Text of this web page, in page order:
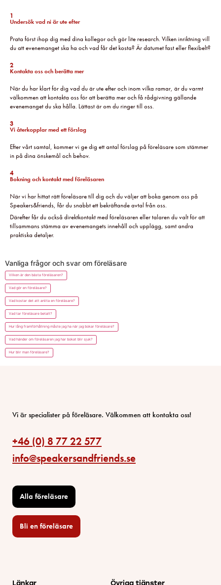
1
Undersök vad ni är ute efter
Prata först ihop dig med dina kollegor och gör lite research. Vilken inriktning vill
du att evenemanget ska ha och vad får det kosta? Är datumet fast eller flexibelt?
2
Kontakta oss och berätta mer
När du har klart för dig vad du är ute efter och inom vilka ramar, är du varmt
välkommen att kontakta oss för att berätta mer och få rådgivning gällande
evenemanget du ska hålla. Lättast är om du ringer till oss.
3
Vi återkopplar med ett förslag
Efter vårt samtal, kommer vi ge dig ett antal förslag på föreläsare som stämmer
in på dina önskemål och behov.
4
Bokning och kontakt med föreläsaren
När vi har hittat rätt föreläsare till dig och du väljer att boka genom oss på
Speakers&friends, får du snabbt ett bekräftande avtal från oss.
Därefter får du också direktkontakt med föreläsaren eller talaren du valt för att
tillsammans stämma av evenemangets innehåll och upplägg, samt andra
praktiska detaljer.
Vanliga frågor och svar om föreläsare
Vilken är den bästa föreläsaren?
Vad gör en föreläsare?
Vad kostar det att anlita en föreläsare?
Vad tar föreläsare betalt?
Hur lång framförhållning måste jag ha när jag bokar föreläsare?
Vad händer om föreläsaren jag har bokat blir sjuk?
Hur blir man föreläsare?
Vi är specialister på föreläsare. Välkommen att kontakta oss!
+46 (0) 8 77 22 577
info@speakersandfriends.se
Alla föreläsare
Bli en föreläsare​
Länkar Övriga tjänster